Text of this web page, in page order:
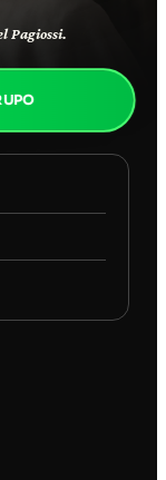
Pagiossi.